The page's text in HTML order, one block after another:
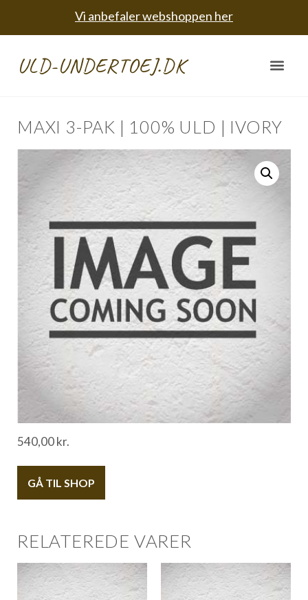
Vi anbefaler webshoppen her
ULD-UNDERTOEJ.DK
MAXI 3-PAK | 100% ULD | IVORY
540,00kr.
GÅ TIL SHOP
RELATEREDE VARER